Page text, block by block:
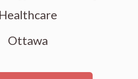
Healthcare
Ottawa